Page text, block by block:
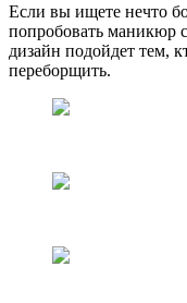
Если вы ищете нечто
попробовать маникюр
дизайн подойдет тем,
переборщить.